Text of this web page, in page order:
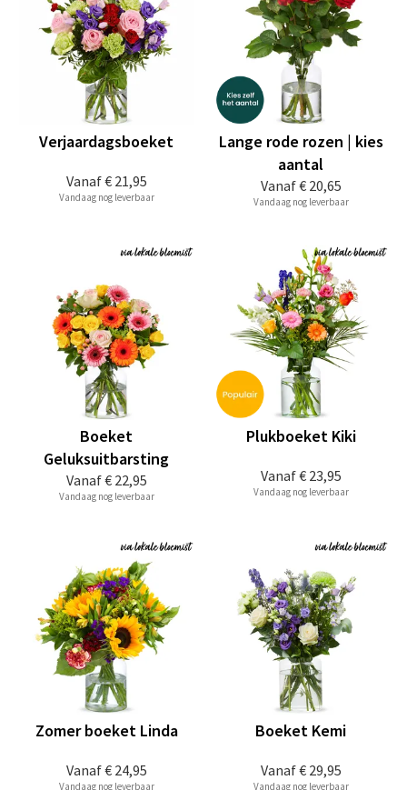
Vanaf€ 21,95
Verjaardagsboeket
Vandaag nog leverbaar
Vanaf€ 20,65
Lange rode rozen | kies
aantal
Vandaag nog leverbaar
Vanaf€ 22,95
Boeket
Geluksuitbarsting
Vandaag nog leverbaar
Vanaf€ 23,95
Plukboeket Kiki
Vandaag nog leverbaar
Vanaf€ 24,95
Zomer boeket Linda
Vandaag nog leverbaar
Vanaf€ 29,95
Boeket Kemi
Vandaag nog leverbaar